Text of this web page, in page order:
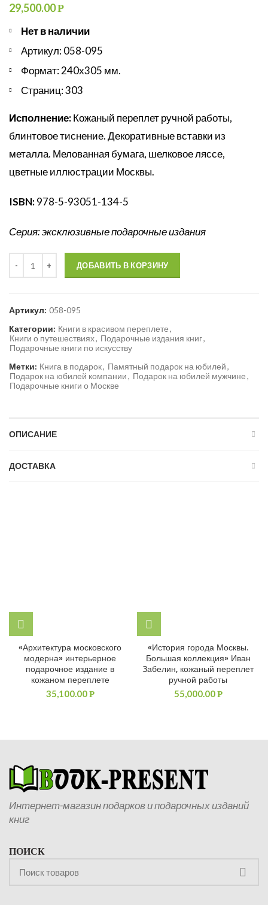
29,500.00Р
Нет в наличии
Артикул: 058-095
Формат: 240х305 мм.
Страниц: 303
Исполнение:Кожаный переплет ручной работы,
блинтовое тиснение. Декоративные вставки из
металла. Мелованная бумага, шелковое ляссе,
цветные иллюстрации Москвы.
ISBN:978-5-93051-134-5
Серия: эксклюзивныеподарочные издания
ДОБАВИТЬ В КОРЗИНУ
Артикул: 058-095
Категории: Книги в красивом переплете,
Книги о путешествиях, Подарочные издания книг,
Подарочные книги по искусству
Метки: Книга в подарок, Памятный подарок на юбилей,
Подарок на юбилей компании, Подарок на юбилей мужчине,
Подарочные книги о Москве
ОПИСАНИЕ
ДОСТАВКА
«Архитектура московского
модерна» интерьерное
подарочное издание в
кожаном переплете
35,100.00Р
«История города Москвы.
Большая коллекция» Иван
Забелин, кожаный переплет
ручной работы
55,000.00Р
Интернет-магазин подарков и подарочных изданий
книг
ПОИСК